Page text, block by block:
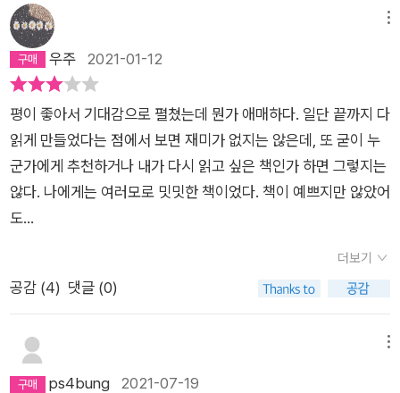
우주 2021-01-12
평이 좋아서 기대감으로 펼쳤는데 뭔가 애매하다. 일단 끝까지 다
읽게 만들었다는 점에서 보면 재미가 없지는 않은데, 또 굳이 누
군가에게 추천하거나 내가 다시 읽고 싶은 책인가 하면 그렇지는
않다. 나에게는 여러모로 밋밋한 책이었다. 책이 예쁘지만 않았어
도...
더보기
공감 (4) 댓글 (0)
ps4bung 2021-07-19